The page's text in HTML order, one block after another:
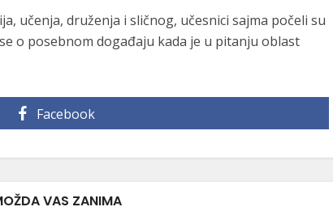
učenja, druženja i sličnog, učesnici sajma počeli su
o posebnom događaju kada je u pitanju oblast
Facebook
VAS ZANIMA